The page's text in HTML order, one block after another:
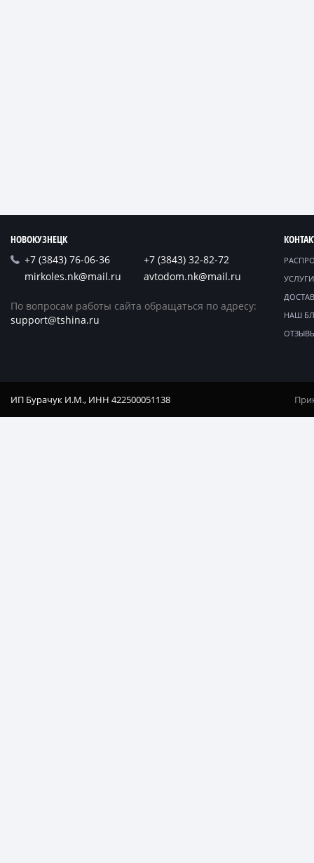
НОВОКУЗНЕЦК
+7 (3843) 76-06-36
+7 (3843) 32-82-72
mirkoles.nk@mail.ru
avtodom.nk@mail.ru
По вопросам работы сайта обращаться по адресу:
support@tshina.ru
НАШ
ИП Бурачук И.М., ИНН 422500051138